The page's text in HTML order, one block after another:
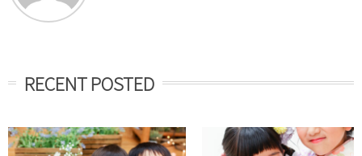
RECENT POSTED